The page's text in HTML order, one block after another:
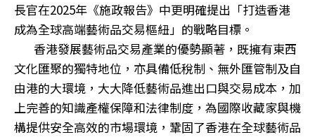
長官在2025年《施政報告》中更明確提出「打造香港
成為全球高端藝術品交易樞紐」的戰略目標。
香港發展藝術品交易產業的優勢顯著，既擁有東西
文化匯聚的獨特地位，亦具備低稅制、無外匯管制及自
由港的大環境，大大降低藝術品進出口與交易成本，加
上完善的知識產權保障和法律制度，為國際收藏家與機
構提供安全高效的市場環境，鞏固了香港在全球藝術品